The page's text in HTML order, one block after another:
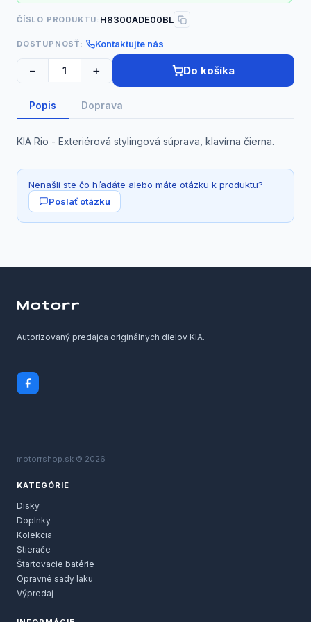
ČÍSLO PRODUKTU: H8300ADE00BL
DOSTUPNOSŤ: Kontaktujte nás
− + Do košíka
Popis Doprava
KIA Rio - Exteriérová stylingová súprava, klavírna čierna.
Nenašli ste čo hľadáte alebo máte otázku k produktu?
Poslať otázku
Autorizovaný predajca originálnych dielov KIA.
motorrshop.sk © 2026
KATEGÓRIE
Disky
Doplnky
Kolekcia
Stierače
Štartovacie batérie
Opravné sady laku
Výpredaj